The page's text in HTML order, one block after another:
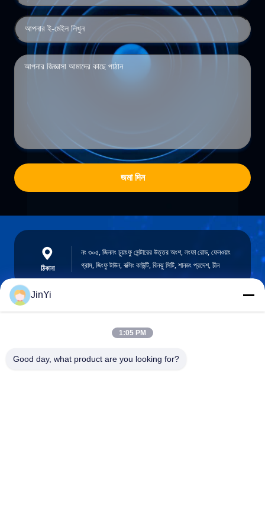
জমা দিন
ঠিকানা
নং ৩০৫, জিনলং চুয়াংফু সেন্টারের উত্তর অংশ, লংফা রোড, ফেনওয়াং
গ্রাম, জিংফু টাউন, বক্সিং কাউন্টি, বিনঝু সিটি, শানডং প্রদেশ, চীন
chenshasha1867@gmail.com
JinYi
1:05 PM
Good day, what product are you looking for?